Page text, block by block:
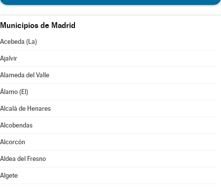
Municipios de Madrid
Acebeda (La)
Ajalvir
Alameda del Valle
Álamo (El)
Alcalá de Henares
Alcobendas
Alcorcón
Aldea del Fresno
Algete